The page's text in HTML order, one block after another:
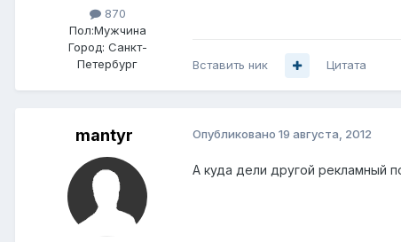
870
Пол:Мужчина
Город: Санкт-
Петербург
Вставить ник Цитата
mantyr Опубликовано 19 августа, 2012
А куда дели другой рекламный